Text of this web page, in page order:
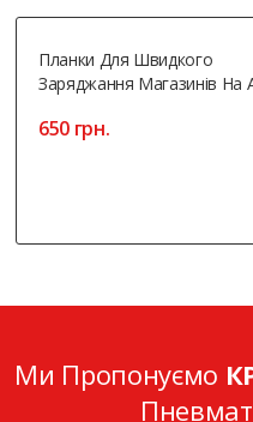
Планки Для Швидкого
Заряджання Магазинів На
650 грн.
Ми Пропонуємо